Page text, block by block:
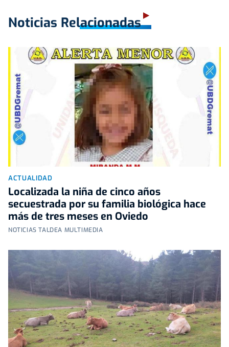
Noticias Relacionadas
ACTUALIDAD
Localizada la niña de cinco años
secuestrada por su familia biológica hace
más de tres meses en Oviedo
NOTICIAS TALDEA MULTIMEDIA